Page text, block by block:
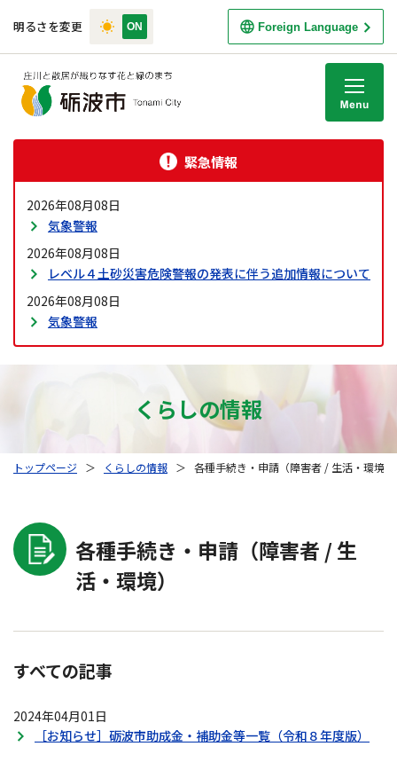
明るさを変更 Foreign Language
緊急情報
2026年08月08日
気象警報
2026年08月08日
レベル４土砂災害危険警報の発表に伴う追加情報について
2026年08月08日
気象警報
くらしの情報
トップページ ＞ くらしの情報 ＞ 各種手続き・申請（障害者 / 生活・環境）
各種手続き・申請（障害者 / 生
活・環境）
すべての記事
2024年04月01日
［お知らせ］砺波市助成金・補助金等一覧（令和８年度版）